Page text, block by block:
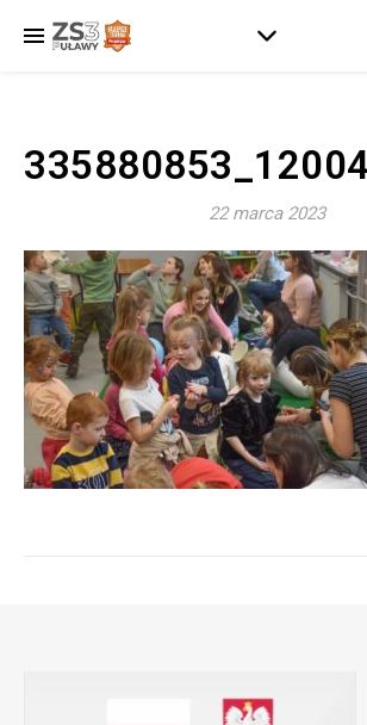
22 marca 2023